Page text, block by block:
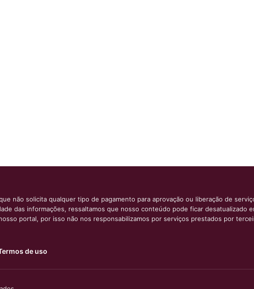
não solicita qualquer tipo de pagamento para aprovação ou liberação de
das informações, ressaltamos que nosso conteúdo pode ficar desatualizado
portal, por isso não nos responsabilizamos por serviços prestados por
de uso